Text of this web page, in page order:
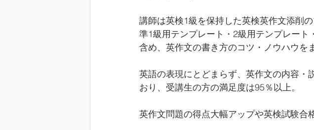
講師は英検1級を保持した英検英作文添削
準1級用テンプレート・2級用テンプレー
含め、英作文の書き方のコツ・ノウハウを
英語の表現にとどまらず、英作文の内容・
おり、受講生の方の満足度は95％以上。
英作文問題の得点大幅アップや英検試験合